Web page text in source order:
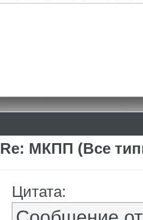
Re: МКПП (Все
Цитата: